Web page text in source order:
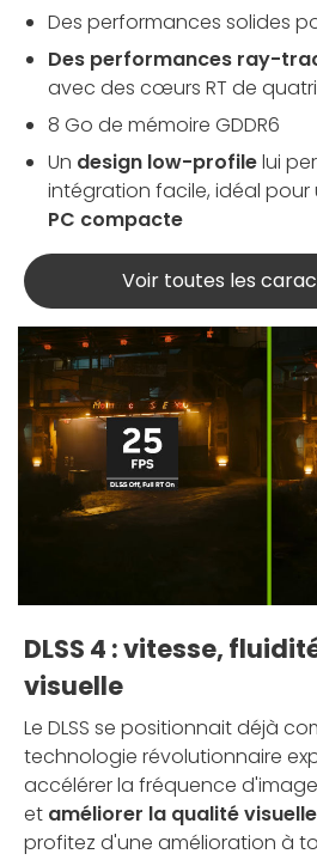
Des performances solides
Des performances ray-
avec des cœurs RT de
8 Go de mémoire GDDR6
Un design low-profilelui
intégration facile, idéal pour
PC compacte
Voir toutes les
DLSS 4 : vitesse,
visuelle
Le DLSS se positionnait déjà
technologie révolutionnaire
accélérer la fréquence
et améliorer la qualité visuelle
profitez d'une amélioration à